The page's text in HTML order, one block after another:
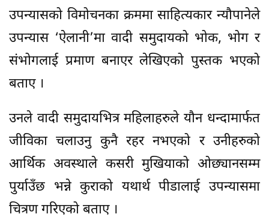
उपन्यासको विमोचनका क्रममा साहित्यकार न्यौपानेले
उपन्यास ‘ऐलानी’मा वादी समुदायको भोक, भोग र
संभोगलाई प्रमाण बनाएर लेखिएको पुस्तक भएको
बताए ।
उनले वादी समुदायभित्र महिलाहरुले यौन धन्दामार्फत
जीविका चलाउनु कुनै रहर नभएको र उनीहरुको
आर्थिक अवस्थाले कसरी मुखियाको ओछ्यानसम्म
पुर्याउँछ भन्ने कुराको यथार्थ पीडालाई उपन्यासमा
चित्रण गरिएको बताए ।